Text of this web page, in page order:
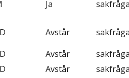
Ja
Avstår
Avstår
Avstår